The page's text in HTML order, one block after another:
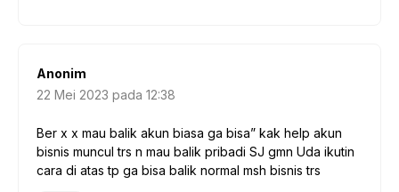
Anonim
22 Mei 2023 pada 12:38
Ber x x mau balik akun biasa ga bisa” kak help akun
bisnis muncul trs n mau balik pribadi SJ gmn Uda ikutin
cara di atas tp ga bisa balik normal msh bisnis trs